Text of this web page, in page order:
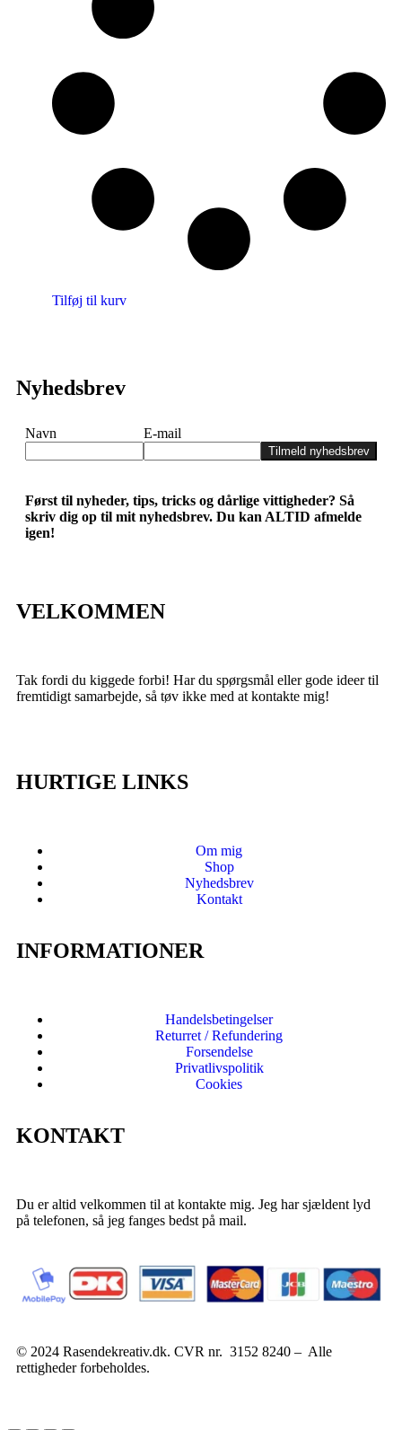
Tilføj til kurv
Nyhedsbrev
Navn E-mail
Tilmeld nyhedsbrev
Først til nyheder, tips, tricks og dårlige vittigheder? Så
skriv dig op til mit nyhedsbrev. Du kan ALTID afmelde
igen!
VELKOMMEN
Tak fordi du kiggede forbi! Har du spørgsmål eller gode ideer til
fremtidigt samarbejde, så tøv ikke med at kontakte mig!
HURTIGE LINKS
Om mig
Shop
Nyhedsbrev
Kontakt
INFORMATIONER
Handelsbetingelser
Returret / Refundering
Forsendelse
Privatlivspolitik
Cookies
KONTAKT
Du er altid velkommen til at kontakte mig. Jeg har sjældent lyd
på telefonen, så jeg fanges bedst på mail.
© 2024 Rasendekreativ.dk. CVR nr. 3152 8240 – Alle
rettigheder forbeholdes.